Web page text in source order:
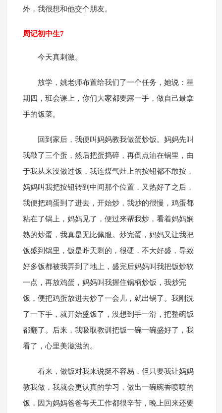
外，我很想和他交个朋友。
周记初中生7
今天真刺激。
放学，姚老师布置给我们了一个任务，她说：星
期四，班会课上，你们大家都要露一手，做自己最拿
手的饭菜。
回到家后，我便叫妈妈教我做蛋炒饭。妈妈先叫
我敲了三个蛋，然后把蛋捣碎，再倒点油在锅里，由
于我从来没做过饭，我连煤气灶上的按钮都不敢按，
妈妈叫我把按钮转到中间那个位置，又热好了之后，
我便把鸡蛋到了进去，开始炒，我炒的很慢，鸡蛋都
粘在了锅上，妈妈见了，便过来帮我炒，看着妈妈娴
熟的炒蛋，我真是无比佩服。炒完蛋，妈妈又让我把
饭盛到锅里，饭是昨天剩的，很硬，不大好盛，导致
好多饭都被我弄到了地上，盛完后妈妈叫我把饭炒软
一点，再放鸡蛋，妈妈叫我握住锅柄炒饭，我炒完
饭，便把鸡蛋放进去炒了一会儿，就出锅了。我刚洗
了一下手，就开始盛饭了，没想到手一滑，把整碗饭
都翻了。后来，我吸取教训把饭一碗一碗盛好了，我
看了，心里美滋滋的。
看来，做饭对我来说挺不容易，但只要我让妈妈
教我做，我就会更认真的学习，做出一碗碗香喷喷的
饭，因为妈妈爸爸每天工作都很辛苦，晚上回来还要